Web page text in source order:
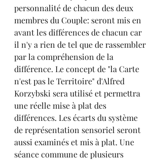
personnalité de chacun des deux
membres du Couple: seront mis en
avant les différences de chacun car
il n'y a rien de tel que de rassembler
par la compréhension de la
différence. Le concept de "la Carte
n'est pas le Territoire" d'Alfred
Korzybski sera utilisé et permettra
une réelle mise à plat des
différences. Les écarts du système
de représentation sensoriel seront
aussi examinés et mis à plat. Une
séance commune de plusieurs